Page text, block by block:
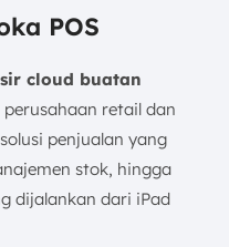
POS
cloud buatan
retail dan
penjualan yang
stok, hingga
dijalankan dari iPad